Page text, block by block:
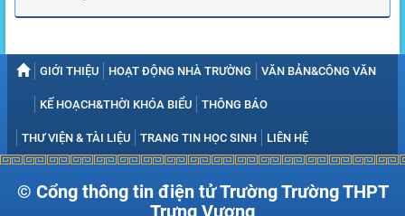
GIỚI THIỆU HOẠT ĐỘNG NHÀ TRƯỜNG VĂN BẢN&CÔNG VĂN
KẾ HOẠCH&THỜI KHÓA BIỂU THÔNG BÁO
THƯ VIỆN & TÀI LIỆU TRANG TIN HỌC SINH LIÊN HỆ
© Cổng thông tin điện tử Trường Trường THPT
Trưng Vương